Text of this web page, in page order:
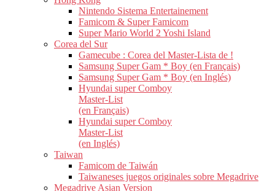
Nintendo Sistema Entertainement
Famicom & Super Famicom
Super Mario World 2 Yoshi Island
Corea del Sur
Gamecube : Corea del Master-Lista de !
Samsung Super Gam * Boy (en Français)
Samsung Super Gam * Boy (en Inglés)
Hyundai super Comboy
Master-List
(en Français)
Hyundai super Comboy
Master-List
(en Inglés)
Taiwan
Famicom de Taiwán
Taiwaneses juegos originales sobre Megadrive
Megadrive Asian Version